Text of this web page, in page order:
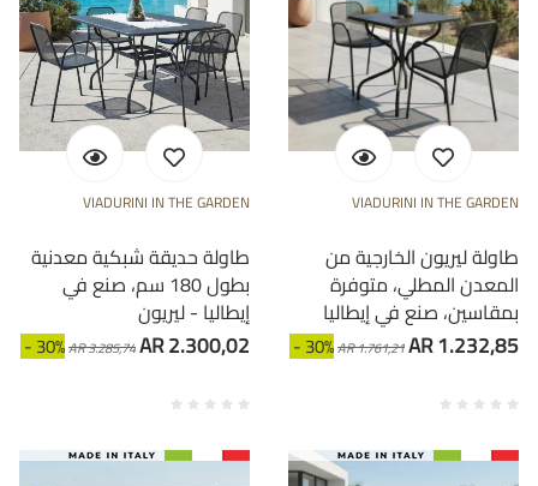
VIADURINI IN THE GARDEN
طاولة حديقة شبكية معدنية
بطول 180 سم، صنع في
إيطاليا - ليريون
- 30%AR 3.285,74AR 2.300,02
VIADURINI IN THE GARDEN
طاولة ليريون الخارجية من
المعدن المطلي، متوفرة
بمقاسين، صنع في إيطاليا
- 30%AR 1.761,21AR 1.232,85